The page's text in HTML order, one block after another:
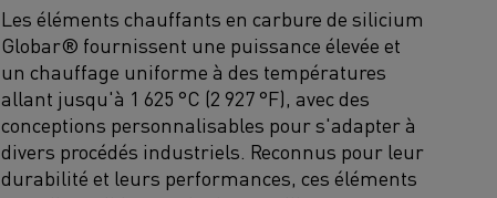
Les éléments chauffants en carbure de silicium
Globar® fournissent une puissance élevée et
un chauffage uniforme à des températures
allant jusqu'à 1 625 °C (2 927 °F), avec des
conceptions personnalisables pour s'adapter à
divers procédés industriels. Reconnus pour leur
durabilité et leurs performances, ces éléments